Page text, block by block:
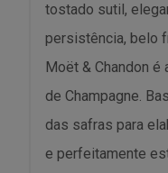
tostado sutil,
persistência, belo
Moët & Chandon
de Champagne.
das safras para
e perfeitamente